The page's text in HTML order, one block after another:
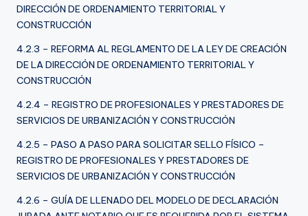
DIRECCIÓN DE ORDENAMIENTO TERRITORIAL Y
CONSTRUCCIÓN
4.2.3 – REFORMA AL REGLAMENTO DE LA LEY DE CREACIÓN
DE LA DIRECCIÓN DE ORDENAMIENTO TERRITORIAL Y
CONSTRUCCIÓN
4.2.4 – REGISTRO DE PROFESIONALES Y PRESTADORES DE
SERVICIOS DE URBANIZACIÓN Y CONSTRUCCIÓN
4.2.5 – PASO A PASO PARA SOLICITAR SELLO FÍSICO –
REGISTRO DE PROFESIONALES Y PRESTADORES DE
SERVICIOS DE URBANIZACIÓN Y CONSTRUCCIÓN
4.2.6 – GUÍA DE LLENADO DEL MODELO DE DECLARACIÓN